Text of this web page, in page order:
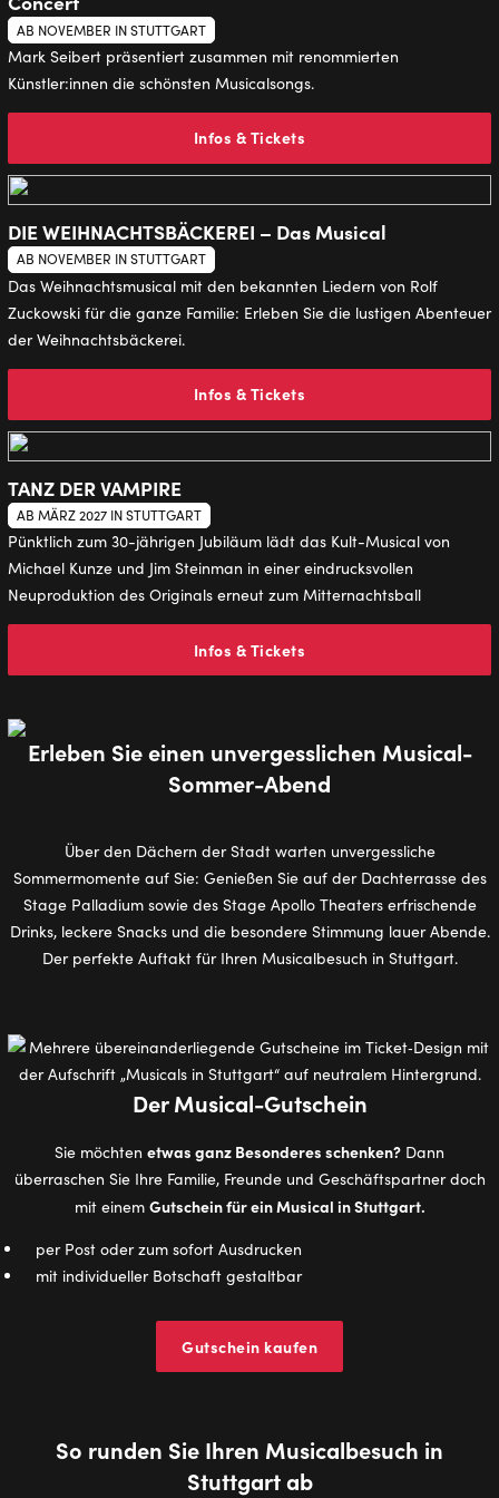
AB NOVEMBER IN STUTTGART
Mark Seibert präsentiert zusammen mit renommierten
Künstler:innen die schönsten Musicalsongs.
Infos & Tickets
DIE WEIHNACHTSBÄCKEREI – Das Musical
AB NOVEMBER IN STUTTGART
Das Weihnachtsmusical mit den bekannten Liedern von Rolf
Zuckowski für die ganze Familie: Erleben Sie die lustigen Abenteuer
der Weihnachtsbäckerei.
Infos & Tickets
TANZ DER VAMPIRE
AB MÄRZ 2027 IN STUTTGART
Pünktlich zum 30-jährigen Jubiläum lädt das Kult-Musical von
Michael Kunze und Jim Steinman in einer eindrucksvollen
Neuproduktion des Originals erneut zum Mitternachtsball
Infos & Tickets
Erleben Sie einen unvergesslichen Musical-
Sommer-Abend
Über den Dächern der Stadt warten unvergessliche
Sommermomente auf Sie: Genießen Sie auf der Dachterrasse des
Stage Palladium sowie des Stage Apollo Theaters erfrischende
Drinks, leckere Snacks und die besondere Stimmung lauer Abende.
Der perfekte Auftakt für Ihren Musicalbesuch in Stuttgart.
Der Musical-Gutschein
Sie möchten etwas ganz Besonderes schenken? Dann
überraschen Sie Ihre Familie, Freunde und Geschäftspartner doch
mit einem Gutschein für ein Musical in Stuttgart.
per Post oder zum sofort Ausdrucken
mit individueller Botschaft gestaltbar
Gutschein kaufen
So runden Sie Ihren Musicalbesuch in
Stuttgart ab